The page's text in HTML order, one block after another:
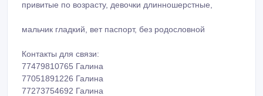
привитые по возрасту, девочки длинношерстные,
мальчик гладкий, вет паспорт, без родословной
Контакты для связи:
77479810765 Галина
77051891226 Галина
77273754692 Галина